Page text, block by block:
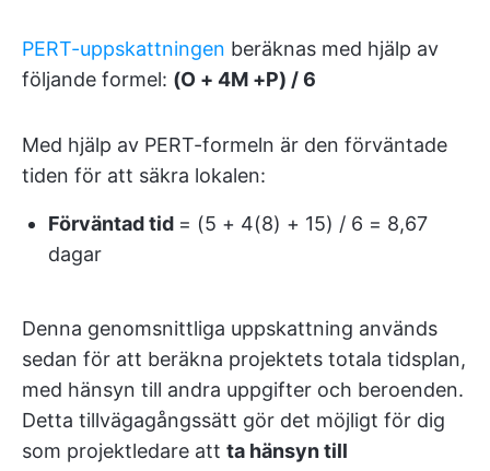
PERT-uppskattningen beräknas med hjälp av
följande formel: (O + 4M +P) / 6
Med hjälp av PERT-formeln är den förväntade
tiden för att säkra lokalen:
Förväntad tid = (5 + 4(8) + 15) / 6 = 8,67
dagar
Denna genomsnittliga uppskattning används
sedan för att beräkna projektets totala tidsplan,
med hänsyn till andra uppgifter och beroenden.
Detta tillvägagångssätt gör det möjligt för dig
som projektledare att ta hänsyn till